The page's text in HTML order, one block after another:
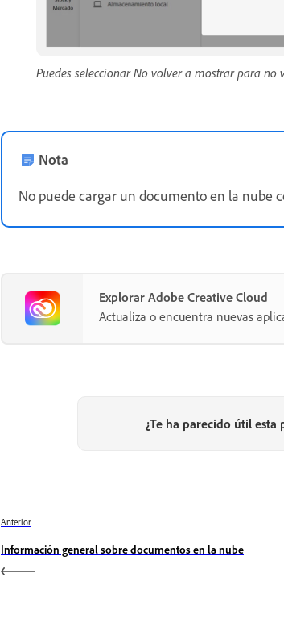
Puedes seleccionar No volver a mostrar para
Nota
No puede cargar un documento en la nube
Explorar Adobe Creative Cloud
Actualiza o encuentra nuevas
¿Te ha parecido útil esta
Anterior
Información general sobre documentos en la nube